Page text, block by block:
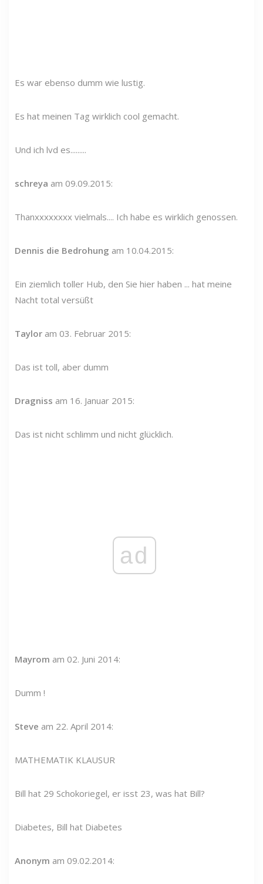
Es war ebenso dumm wie lustig.
Es hat meinen Tag wirklich cool gemacht.
Und ich lvd es.........
schreya am 09.09.2015:
Thanxxxxxxxx vielmals.... Ich habe es wirklich genossen.
Dennis die Bedrohung am 10.04.2015:
Ein ziemlich toller Hub, den Sie hier haben ... hat meine
Nacht total versüßt
Taylor am 03. Februar 2015:
Das ist toll, aber dumm
Dragniss am 16. Januar 2015:
Das ist nicht schlimm und nicht glücklich.
ad
Mayrom am 02. Juni 2014:
Dumm !
Steve am 22. April 2014:
MATHEMATIK KLAUSUR
Bill hat 29 Schokoriegel, er isst 23, was hat Bill?
Diabetes, Bill hat Diabetes
Anonym am 09.02.2014: